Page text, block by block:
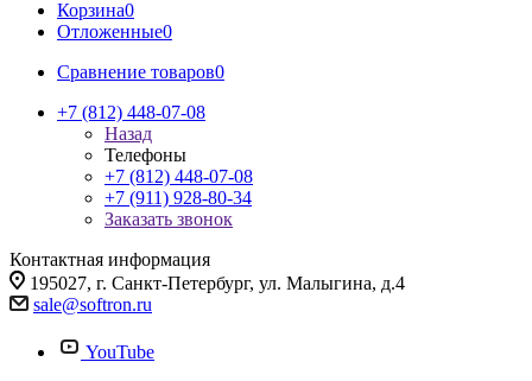
Корзина0
Отложенные0
Сравнение товаров0
+7 (812) 448-07-08
Назад
Телефоны
+7 (812) 448-07-08
+7 (911) 928-80-34
Заказать звонок
Контактная информация
195027, г. Санкт-Петербург, ул. Малыгина, д.4
sale@softron.ru
YouTube